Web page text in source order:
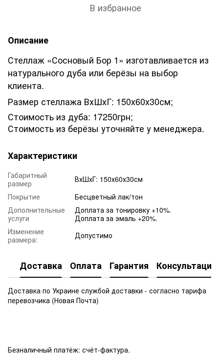
В избранное
Описание
Стеллаж «Сосновый Бор 1» изготавливается из
натурального дуба или берёзы на выбор
клиента.
Размер стеллажа ВхШхГ: 150х60х30см;
Стоимость из дуба: 17250грн;
Стоимость из берёзы уточняйте у менеджера.
Характеристики
Габаритный
размер
ВхШхГ: 150х60х30см
Покрытие
Бесцветный лак/тон
Дополнительные
услуги
Доплата за тонировку +10%.
Доплата за эмаль +20%.
Изменение
размера:
Допустимо
Доставка Оплата Гарантия Консультация
Доставка по Украине службой доставки - согласно тарифа
перевозчика (Новая Почта)
Безналичный платёж: счёт-фактура.